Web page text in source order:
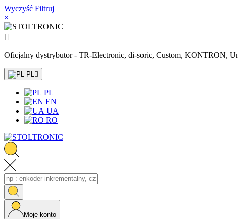
Wyczyść Filtruj
×

Oficjalny dystrybutor - TR-Electronic, di-soric, Custom, KONTRON,
PL
PL
EN
UA
RO
Moje konto